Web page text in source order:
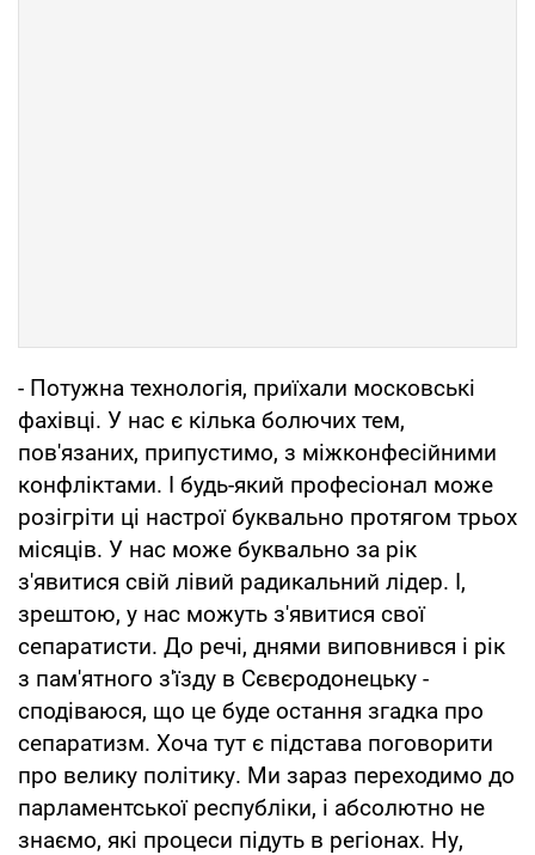
- Потужна технологія, приїхали московські
фахівці. У нас є кілька болючих тем,
пов'язаних, припустимо, з міжконфесійними
конфліктами. І будь-який професіонал може
розігріти ці настрої буквально протягом трьох
місяців. У нас може буквально за рік
з'явитися свій лівий радикальний лідер. І,
зрештою, у нас можуть з'явитися свої
сепаратисти. До речі, днями виповнився і рік
з пам'ятного з'їзду в Сєвєродонецьку -
сподіваюся, що це буде остання згадка про
сепаратизм. Хоча тут є підстава поговорити
про велику політику. Ми зараз переходимо до
парламентської республіки, і абсолютно не
знаємо, які процеси підуть в регіонах. Ну,